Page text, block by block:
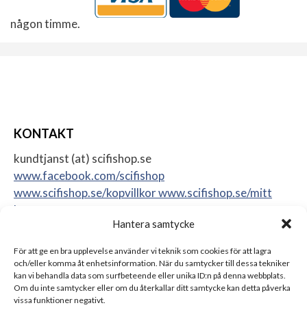
Hantera samtycke
För att ge en bra upplevelse använder vi teknik som cookies för att lagra
och/eller komma åt enhetsinformation. När du samtycker till dessa tekniker
kan vi behandla data som surfbeteende eller unika ID:n på denna webbplats.
Om du inte samtycker eller om du återkallar ditt samtycke kan detta påverka
vissa funktioner negativt.
någon timme.
KONTAKT
kundtjanst (at) scifishop.se
www.facebook.com/scifishop
www.scifishop.se/kopvillkorwww.scifishop.se/mitt
konto
17562 Järfälla
Sweden